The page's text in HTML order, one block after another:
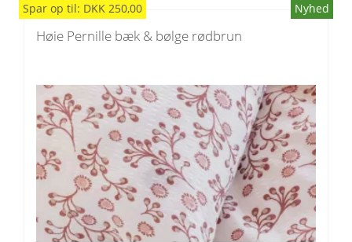
Spar op til: DKK 250,00 Nyhed
Høie Pernille bæk & bølge rødbrun